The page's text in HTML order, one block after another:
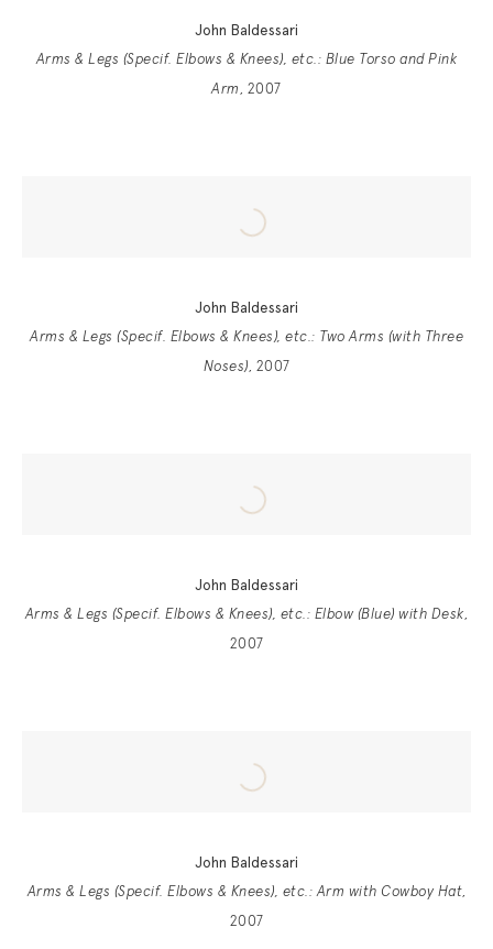
John Baldessari
Arms & Legs (Specif. Elbows & Knees), etc.: Blue Torso and Pink
Arm , 2007
John Baldessari
Arms & Legs (Specif. Elbows & Knees), etc.: Two Arms (with Three
Noses), 2007
John Baldessari
Arms & Legs (Specif. Elbows & Knees), etc.: Elbow (Blue) with Desk,
2007
John Baldessari
Arms & Legs (Specif. Elbows & Knees), etc.: Arm with Cowboy Hat,
2007